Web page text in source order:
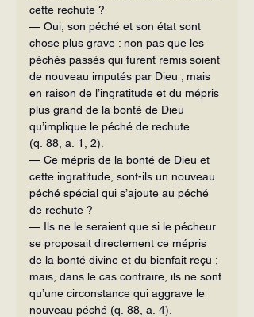
cette rechute ?
— Oui, son péché et son état sont
chose plus grave : non pas que les
péchés passés qui furent remis soient
de nouveau imputés par Dieu ; mais
en raison de l’ingratitude et du mépris
plus grand de la bonté de Dieu
qu’implique le péché de rechute
(q. 88, a. 1, 2).
— Ce mépris de la bonté de Dieu et
cette ingratitude, sont-ils un nouveau
péché spécial qui s’ajoute au péché
de rechute ?
— Ils ne le seraient que si le pécheur
se proposait directement ce mépris
de la bonté divine et du bienfait reçu ;
mais, dans le cas contraire, ils ne sont
qu’une circonstance qui aggrave le
nouveau péché (q. 88, a. 4).